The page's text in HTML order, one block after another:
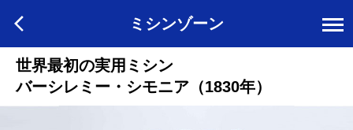
ミシンゾーン
世界最初の実用ミシン
バーシレミー・シモニア（1830年）